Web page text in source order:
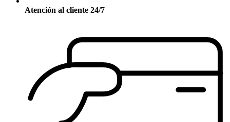
Atención al cliente 24/7